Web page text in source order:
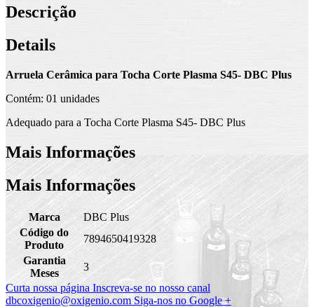
Descrição
Details
Arruela Cerâmica para Tocha Corte Plasma S45- DBC Plus
Contém: 01 unidades
Adequado para a Tocha Corte Plasma S45- DBC Plus
Mais Informações
Mais Informações
Marca
DBC Plus
Código do
Produto
7894650419328
Garantia
Meses
3
Curta nossa página Inscreva-se no nosso canal
dbcoxigenio@oxigenio.com Siga-nos no Google +